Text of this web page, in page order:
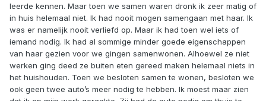
leerde kennen. Maar toen we samen waren dronk ik zeer matig of
in huis helemaal niet. Ik had nooit mogen samengaan met haar. Ik
was er namelijk nooit verliefd op. Maar ik had toen wel iets of
iemand nodig. Ik had al sommige minder goede eigenschappen
van haar gezien voor we gingen samenwonen. Alhoewel ze niet
werken ging deed ze buiten eten gereed maken helemaal niets in
het huishouden. Toen we besloten samen te wonen, besloten we
ook geen twee auto’s meer nodig te hebben. Ik moest maar zien